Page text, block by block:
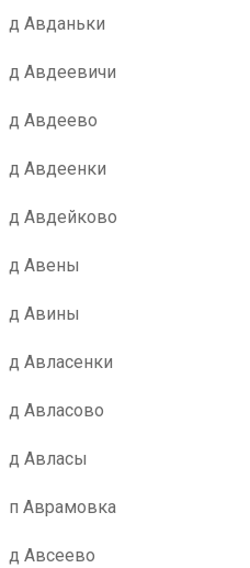
д Авданьки
д Авдеевичи
д Авдеево
д Авдеенки
д Авдейково
д Авены
д Авины
д Авласенки
д Авласово
д Авласы
п Аврамовка
д Авсеево